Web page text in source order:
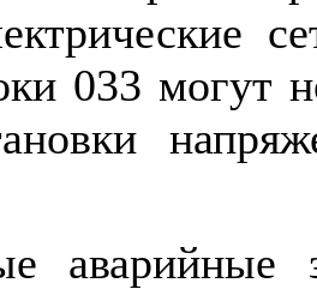
033 могут
аварийные